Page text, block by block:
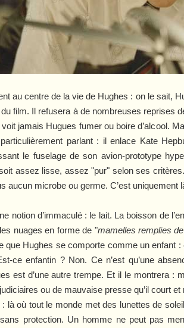
au centre de la vie de Hughes : on le sait,
film. Il refusera à de nombreuses
jamais Hugues fumer ou boire d’alcool.
parlant : il enlace Kate
le fuselage de son avion-prototype
assez lisse, assez "pur" selon ses
aucun microbe ou germe. C’est uniquement
notion d’immaculé : le lait. La boisson de
nuages en forme de "mamelles remplies
que Hughes se comporte comme un enfant
ce enfantin ? Non. Ce n’est qu’une
est d’une autre trempe. Et il le montrera :
ou de mauvaise presse qu’il court
là où tout le monde met des lunettes de
protection. Un homme ne peut pas